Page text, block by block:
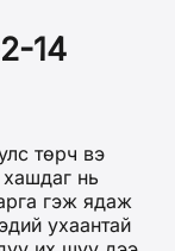
14
тѳрч вэ
нь
гэж ядаж
ухаантай